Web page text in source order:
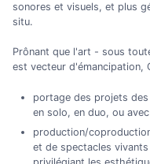
sonores et visuels, et plus
situ.
Prônant que l'art - sous
est vecteur d'émancipation,
portage des projets
en solo, en duo, ou
production/
et de spectacles